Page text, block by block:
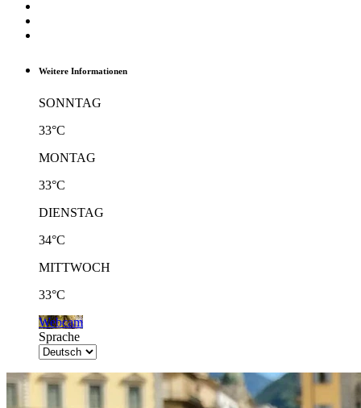
Weitere Informationen
SONNTAG
33°C
MONTAG
33°C
DIENSTAG
34°C
MITTWOCH
33°C
Webcam
Sprache